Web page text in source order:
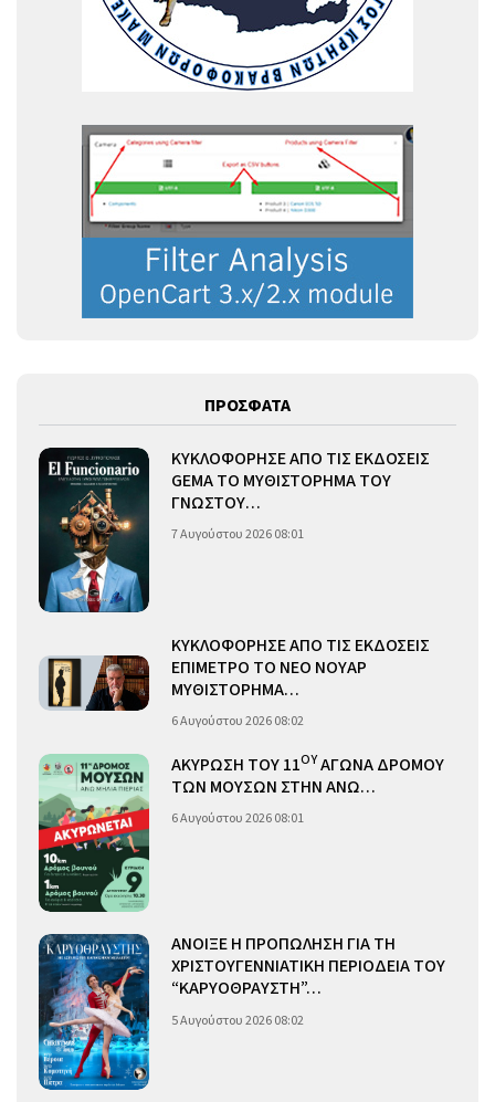
ΠΡΟΣΦΑΤΑ
ΚΥΚΛΟΦΟΡΗΣΕ ΑΠΟ ΤΙΣ ΕΚΔΟΣΕΙΣ
GEMA ΤΟ ΜΥΘΙΣΤΟΡΗΜΑ ΤΟΥ
ΓΝΩΣΤΟΥ…
7 Αυγούστου 2026 08:01
ΚΥΚΛΟΦΟΡΗΣΕ ΑΠΟ ΤΙΣ ΕΚΔΟΣΕΙΣ
ΕΠΙΜΕΤΡΟ ΤΟ ΝΕΟ ΝΟΥΑΡ
ΜΥΘΙΣΤΟΡΗΜΑ…
6 Αυγούστου 2026 08:02
ΑΚΥΡΩΣΗ ΤΟΥ 11ΟΥΑΓΩΝΑ ΔΡΟΜΟΥ
ΤΩΝ ΜΟΥΣΩΝ ΣΤΗΝ ΑΝΩ…
6 Αυγούστου 2026 08:01
ΑΝΟΙΞΕ Η ΠΡΟΠΩΛΗΣΗ ΓΙΑ ΤΗ
ΧΡΙΣΤΟΥΓΕΝΝΙΑΤΙΚΗ ΠΕΡΙΟΔΕΙΑ ΤΟΥ
“ΚΑΡΥΟΘΡΑΥΣΤΗ”…
5 Αυγούστου 2026 08:02